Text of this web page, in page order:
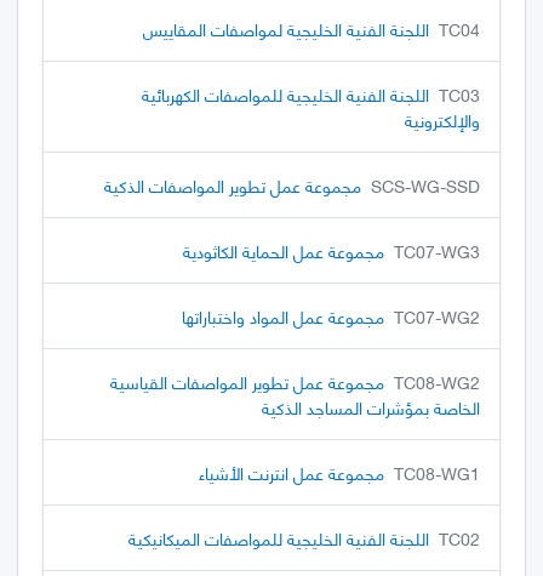
TC04 اللجنة الفنية الخليجية لمواصفات المقاييس
TC03 اللجنة الفنية الخليجية للمواصفات الكهربائية
والإلكترونية
SCS-WG-SSD مجموعة عمل تطوير المواصفات الذكية
TC07-WG3 مجموعة عمل الحماية الكاثودية
TC07-WG2 مجموعة عمل المواد واختباراتها
TC08-WG2 مجموعة عمل تطوير المواصفات القياسية
الخاصة بمؤشرات المساجد الذكية
TC08-WG1 مجموعة عمل انترنت الأشياء
TC02 اللجنة الفنية الخليجية للمواصفات الميكانيكية